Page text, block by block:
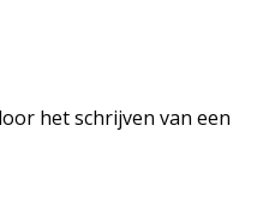
het schrijven van een